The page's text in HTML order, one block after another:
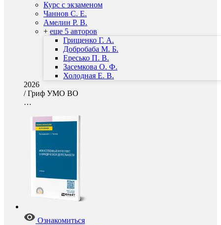
Курс с экзаменом
Чаннов С. Е.
Амелин Р. В.
+ еще 5 авторов
Грищенко Г. А.
Добробаба М. Б.
Ересько П. В.
Засемкова О. Ф.
Холодная Е. В.
2026
/Гриф УМО ВО
…
Ознакомиться